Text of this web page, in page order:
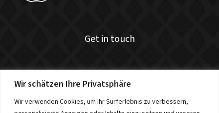
Wir schätzen Ihre Privatsphäre
Wir verwenden Cookies, um Ihr Surferlebnis zu verbessern,
Get in touch
Kontakt
AGB